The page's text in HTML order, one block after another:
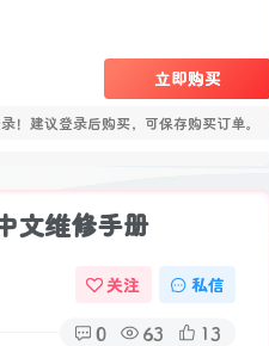
立即购买
！建议登录后购买，可保存购买订单。
文维修手册
关注 私信
0 63 13